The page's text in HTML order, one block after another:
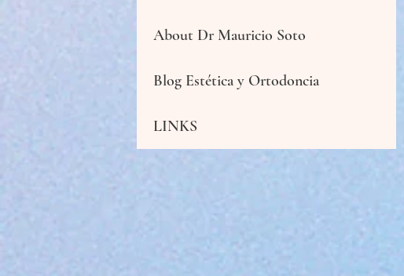
About Dr Mauricio Soto
Blog Estética y Ortodoncia
LINKS